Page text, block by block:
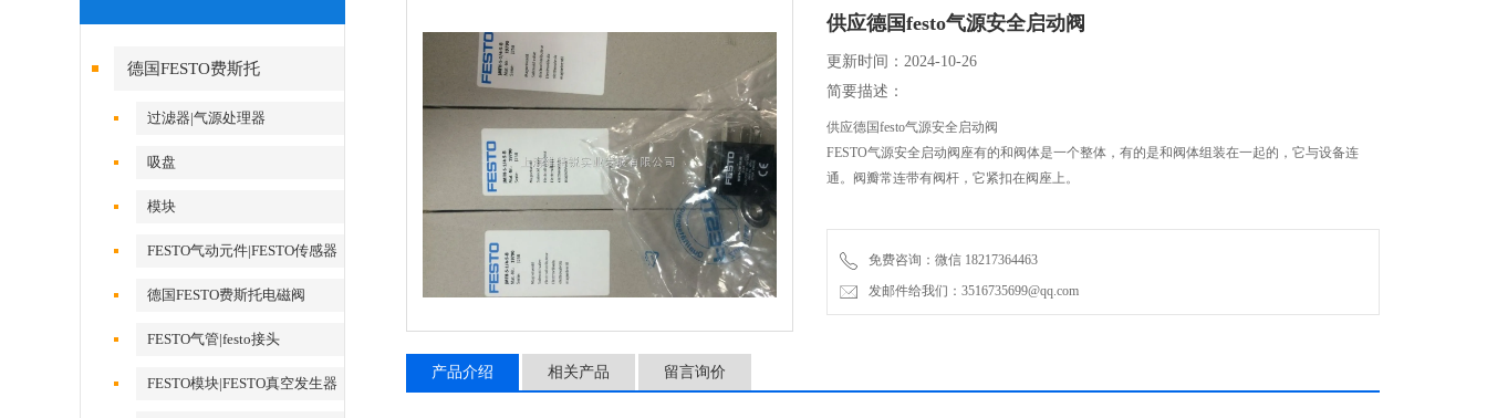
德国FESTO费斯托
过滤器|气源处理器
吸盘
模块
FESTO气动元件|FESTO传感器
德国FESTO费斯托电磁阀
FESTO气管|festo接头
FESTO模块|FESTO真空发生器
供应德国festo气源安全启动阀
更新时间：2024-10-26
简要描述：
供应德国festo气源安全启动阀
FESTO气源安全启动阀座有的和阀体是一个整体，有的是和阀体组装在一起的，它与设备连
通。阀瓣常连带有阀杆，它紧扣在阀座上。
免费咨询：微信 18217364463
发邮件给我们：3516735699@qq.com
产品介绍 相关产品 留言询价